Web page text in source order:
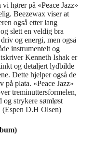
hører på «Peace Jazz»
Beezewax viser at
også etter lang
slett en veldig bra
og energi, men også
instrumentelt og
Kenneth Ishak er
og detaljert lydbilde
Dette hjelper også de
på plata. «Peace Jazz»
treminuttersformelen,
og strykere sømløst
(Espen D.H Olsen)